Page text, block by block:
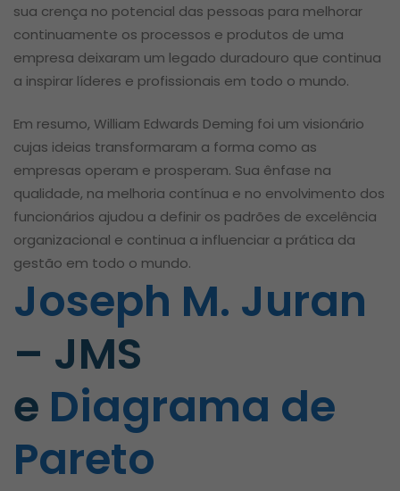
sua crença no potencial das pessoas para melhorar
continuamente os processos e produtos de uma
empresa deixaram um legado duradouro que continua
a inspirar líderes e profissionais em todo o mundo.
Em resumo, William Edwards Deming foi um visionário
cujas ideias transformaram a forma como as
empresas operam e prosperam. Sua ênfase na
qualidade, na melhoria contínua e no envolvimento dos
funcionários ajudou a definir os padrões de excelência
organizacional e continua a influenciar a prática da
gestão em todo o mundo.
Joseph M. Juran
– JMS
e Diagrama de
Pareto